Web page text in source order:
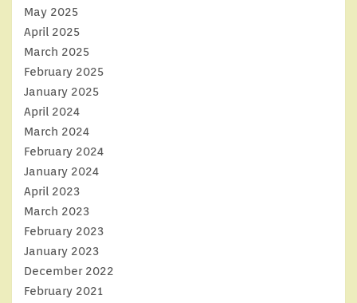
May 2025
April 2025
March 2025
February 2025
January 2025
April 2024
March 2024
February 2024
January 2024
April 2023
March 2023
February 2023
January 2023
December 2022
February 2021